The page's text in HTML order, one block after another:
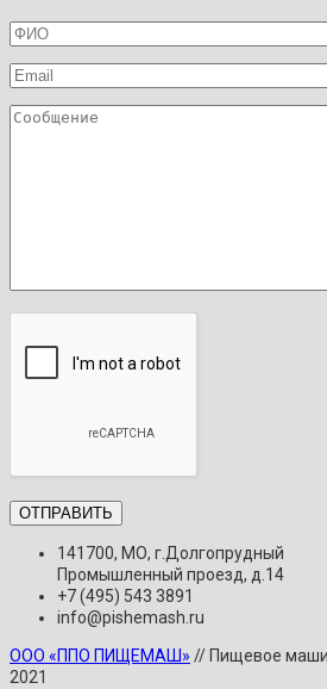
141700, МО, г.Долгопрудный
Промышленный проезд, д.14
+7 (495) 543 3891
info@pishemash.ru
ООО «ППО ПИЩЕМАШ» // Пищевое
2021